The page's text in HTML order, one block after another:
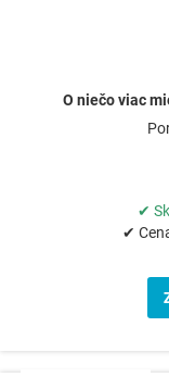
O niečo viac
✔
✔